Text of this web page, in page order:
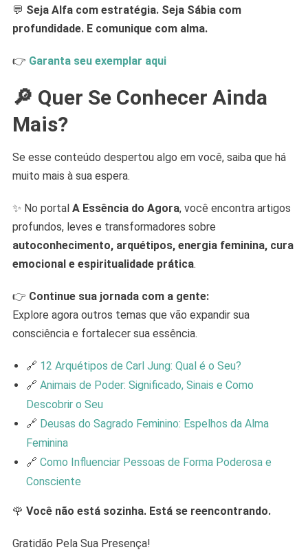
💬 Seja Alfa com estratégia. Seja Sábia com
profundidade. E comunique com alma.
👉 Garanta seu exemplar aqui
🔎 Quer Se Conhecer Ainda
Mais?
Se esse conteúdo despertou algo em você, saiba que há
muito mais à sua espera.
✨ No portal A Essência do Agora, você encontra artigos
profundos, leves e transformadores sobre
autoconhecimento, arquétipos, energia feminina, cura
emocional e espiritualidade prática.
👉 Continue sua jornada com a gente:
Explore agora outros temas que vão expandir sua
consciência e fortalecer sua essência.
🔗 12 Arquétipos de Carl Jung: Qual é o Seu?
🔗 Animais de Poder: Significado, Sinais e Como
Descobrir o Seu
🔗 Deusas do Sagrado Feminino: Espelhos da Alma
Feminina
🔗 Como Influenciar Pessoas de Forma Poderosa e
Consciente
🌹 Você não está sozinha. Está se reencontrando.
Gratidão Pela Sua Presença!